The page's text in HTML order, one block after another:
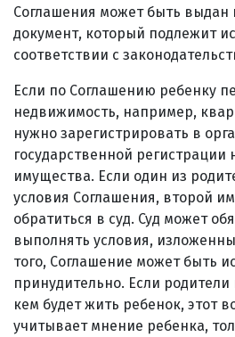
Соглашения может быть выдан
документ, который подлежит
соответствии с
Если по Соглашению ребенку
недвижимость, например,
нужно зарегистрировать в
государственной
имущества. Если один из
условия Соглашения, второй
обратиться в суд. Суд может
выполнять условия,
того, Соглашение может быть
принудительно. Если родители
кем будет жить ребенок, этот
учитывает мнение ребенка,